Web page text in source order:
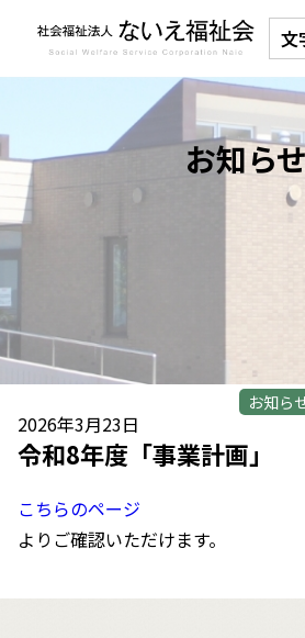
文
お知ら
お知ら
2026年3月23日
令和8年度「事業計画」
こちらのページ
よりご確認いただけます。